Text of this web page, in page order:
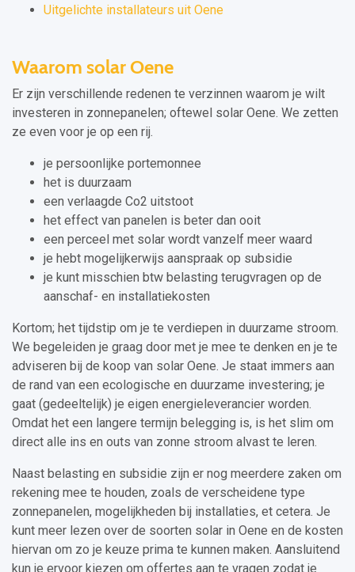
Uitgelichte installateurs uit Oene
Waarom solar Oene
Er zijn verschillende redenen te verzinnen waarom je wilt
investeren in zonnepanelen; oftewel solar Oene. We zetten
ze even voor je op een rij.
je persoonlijke portemonnee
het is duurzaam
een verlaagde Co2 uitstoot
het effect van panelen is beter dan ooit
een perceel met solar wordt vanzelf meer waard
je hebt mogelijkerwijs aanspraak op subsidie
je kunt misschien btw belasting terugvragen op de
aanschaf- en installatiekosten
Kortom; het tijdstip om je te verdiepen in duurzame stroom.
We begeleiden je graag door met je mee te denken en je te
adviseren bij de koop van solar Oene. Je staat immers aan
de rand van een ecologische en duurzame investering; je
gaat (gedeeltelijk) je eigen energieleverancier worden.
Omdat het een langere termijn belegging is, is het slim om
direct alle ins en outs van zonne stroom alvast te leren.
Naast belasting en subsidie zijn er nog meerdere zaken om
rekening mee te houden, zoals de verscheidene type
zonnepanelen, mogelijkheden bij installaties, et cetera. Je
kunt meer lezen over de soorten solar in Oene en de kosten
hiervan om zo je keuze prima te kunnen maken. Aansluitend
kun je ervoor kiezen om offertes aan te vragen zodat je